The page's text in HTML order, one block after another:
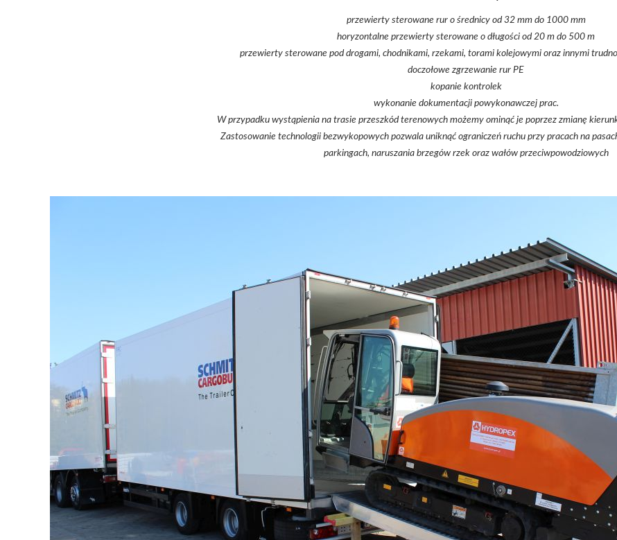
przewierty sterowane rur o średnicy od 32 mm do 1000 mm
horyzontalne przewierty sterowane o długości od 20 m do 500 m
przewierty sterowane pod drogami, chodnikami, rzekami, torami kolejowymi oraz innymi
doczołowe zgrzewanie rur PE
kopanie kontrolek
wykonanie dokumentacji powykonawczej prac.
W przypadku wystąpienia na trasie przeszkód terenowych możemy ominąć je poprzez zmianę
Zastosowanie technologii bezwykopowych pozwala uniknąć ograniczeń ruchu przy pracach na
parkingach, naruszania brzegów rzek oraz wałów przeciwpowodziowych